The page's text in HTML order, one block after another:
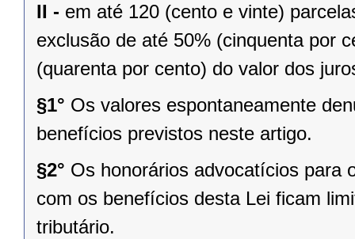
II - em até 120 (cento e vinte)
exclusão de até 50% (cinquenta por
(quarenta por cento) do valor dos
§1° Os valores espontaneamente
benefícios previstos neste artigo.
§2° Os honorários advocatícios para
com os benefícios desta Lei ficam
tributário.